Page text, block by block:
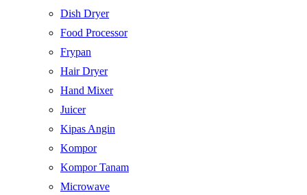
Dish Dryer
Food Processor
Frypan
Hair Dryer
Hand Mixer
Juicer
Kipas Angin
Kompor
Kompor Tanam
Microwave